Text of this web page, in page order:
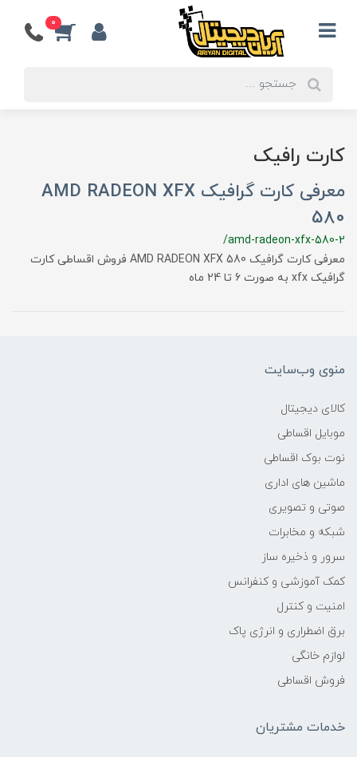
0
کارت رافیک
معرفی کارت گرافیک AMD RADEON XFX
580
/amd-radeon-xfx-580-2
معرفی کارت گرافیک AMD RADEON XFX 580 فروش اقساطی کارت
گرافیک xfx به صورت 6 تا 24 ماه
منوی وب‌سایت
کالای دیجیتال
موبایل اقساطی
نوت بوک اقساطی
ماشین های اداری
صوتی و تصویری
شبکه و مخابرات
سرور و ذخیره ساز
کمک آموزشی و کنفرانس
امنیت و کنترل
برق اضطراری و انرژی پاک
لوازم خانگی
فروش اقساطی
خدمات مشتریان